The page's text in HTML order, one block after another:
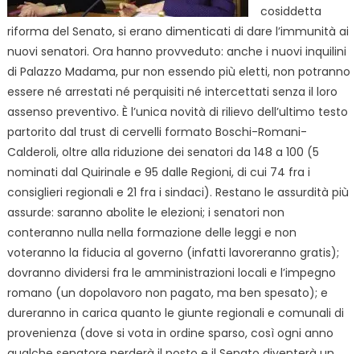
cosiddetta
riforma del Senato, si erano dimenticati di dare l’immunità ai
nuovi senatori. Ora hanno provveduto: anche i nuovi inquilini
di Palazzo Madama, pur non essendo più eletti, non potranno
essere né arrestati né perquisiti né intercettati senza il loro
assenso preventivo. È l’unica novità di rilievo dell’ultimo testo
partorito dal trust di cervelli formato Boschi-Romani-
Calderoli, oltre alla riduzione dei senatori da 148 a 100 (5
nominati dal Quirinale e 95 dalle Regioni, di cui 74 fra i
consiglieri regionali e 21 fra i sindaci). Restano le assurdità più
assurde: saranno abolite le elezioni; i senatori non
conteranno nulla nella formazione delle leggi e non
voteranno la fiducia al governo (infatti lavoreranno gratis);
dovranno dividersi fra le amministrazioni locali e l’impegno
romano (un dopolavoro non pagato, ma ben spesato); e
dureranno in carica quanto le giunte regionali e comunali di
provenienza (dove si vota in ordine sparso, così ogni anno